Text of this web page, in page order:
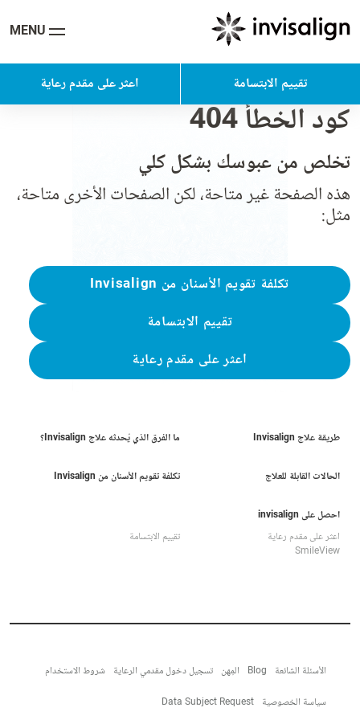
MENU
تقييم الابتسامة اعثر على مقدم رعاية
كود الخطأ 404
تخلص من عبوسك بشكل كلي
هذه الصفحة غير متاحة، لكن الصفحات الأخرى متاحة،
مثل:
تكلفة تقويم الأسنان من Invisalign
تقييم الابتسامة
اعثر على مقدم رعاية
طريقة علاج Invisalign ما الفرق الذي يُحدثه علاج Invisalign؟
الحالات القابلة للعلاج تكلفة تقويم الأسنان من Invisalign
احصل على invisalign
اعثر على مقدم رعاية
تقييم الابتسامة
SmileView
الأسئلة الشائعة Blog المِهن تسجيل دخول مقدمي الرعاية شروط الاستخدام
سياسة الخصوصية Data Subject Request